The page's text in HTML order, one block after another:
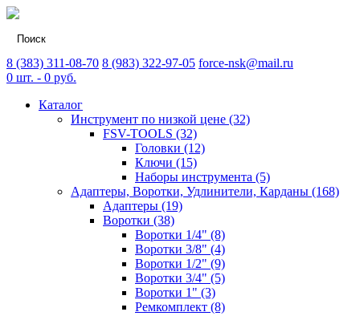
8 (383) 311-08-70 8 (983) 322-97-05 force-nsk@mail.ru
0 шт. - 0 руб.
Каталог
Инструмент по низкой цене (32)
FSV-TOOLS (32)
Головки (12)
Ключи (15)
Наборы инструмента (5)
Адаптеры, Воротки, Удлинители, Карданы (168)
Адаптеры (19)
Воротки (38)
Воротки 1/4" (8)
Воротки 3/8" (4)
Воротки 1/2" (9)
Воротки 3/4" (5)
Воротки 1" (3)
Ремкомплект (8)